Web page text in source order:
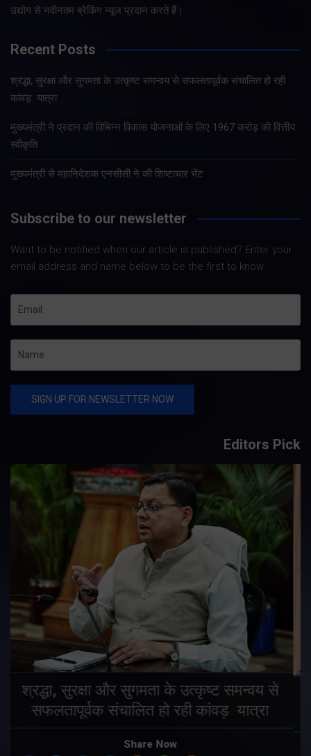
उद्योग से नवीनतम ब्रेकिंग न्यूज प्रदान करते हैं।
Recent Posts
श्रद्धा, सुरक्षा और सुगमता के उत्कृष्ट समन्वय से सफलतापूर्वक संचालित हो रही
कांवड़ यात्रा
मुख्यमंत्री ने प्रदान की विभिन्न विकास योजनाओं के लिए 1967 करोड़ की वित्तीय
स्वीकृति
मुख्यमंत्री से महानिदेशक एनसीसी ने की शिष्टाचार भेंट
Subscribe to our newsletter
Want to be notified when our article is published? Enter your
email address and name below to be the first to know.
Editors Pick
मुख्यमंत्री ने प्रदान की विभिन्न विकास योजनाओं
के लिए 1967 करोड़ की वित्तीय स्वीकृति
Share Now